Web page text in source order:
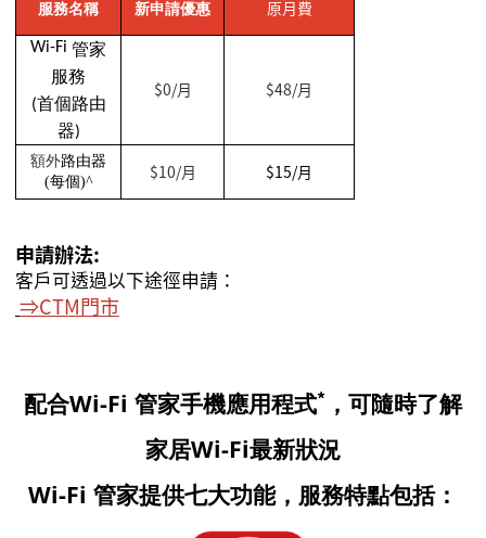
服務名稱 新申請優惠 原月費
Wi-Fi 管家
服務
(首個路由
器)
$0/月 $48/月
額外路由器
(每個)^ $10/月 $15/月
申請辦法:
客戶可透過以下途徑申請：
⇒CTM門市
配合Wi-Fi 管家手機應用程式* ，可隨時了解
家居Wi-Fi最新狀況
Wi-Fi 管家提供七大功能，服務特點包括：